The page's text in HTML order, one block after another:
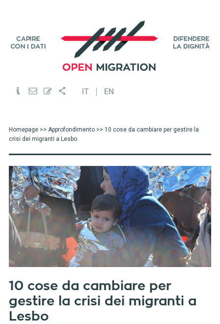
IT EN
Homepage>> Approfondimento>> 10 cose da cambiare per gestire la
crisi dei migranti a Lesbo
10 cose da cambiare per
gestire la crisi dei migranti a
Lesbo